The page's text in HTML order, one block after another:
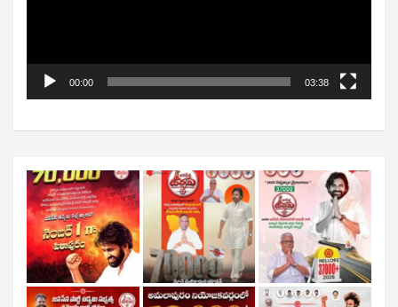
00:00 03:38